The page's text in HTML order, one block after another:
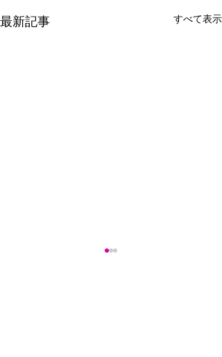
最新記事 すべて表示